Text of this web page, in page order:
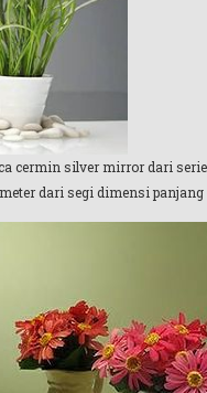
cermin silver mirror dari
dari segi dimensi panjang